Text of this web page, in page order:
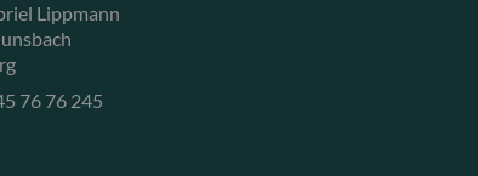
Lippmann
76 76 245